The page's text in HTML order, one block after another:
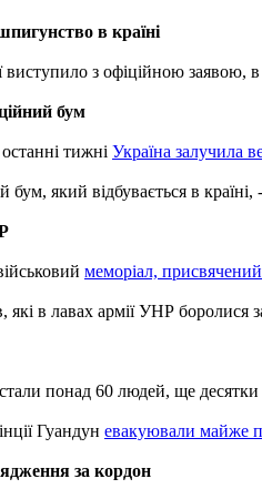
в країні
з офіційною заявою, в
бум
тижні Україна залучила
який відбувається в країні,
меморіал,
в лавах армії УНР боролися
стали понад 60 людей, ще десятки
Гуандун евакуювали майже
за кордон